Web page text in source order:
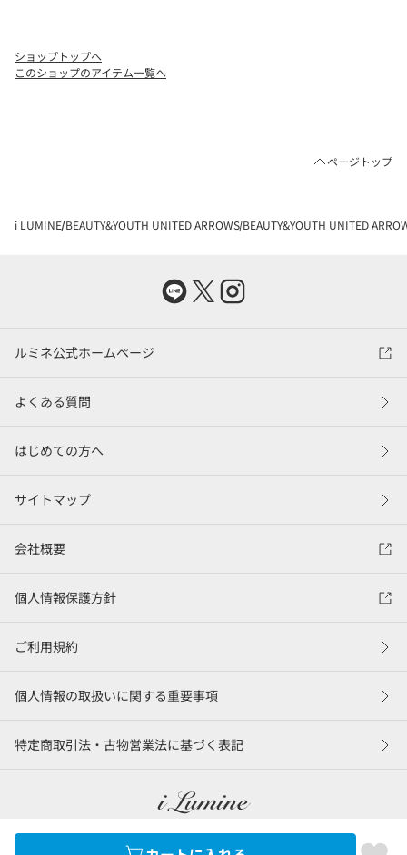
ショップトップへ
このショップのアイテム一覧へ
ページトップ
i LUMINE BEAUTY&YOUTH UNITED ARROWS BEAUTY&YOUTH UNITED
ルミネ公式ホームページ
よくある質問
はじめての方へ
サイトマップ
会社概要
個人情報保護方針
ご利用規約
個人情報の取扱いに関する重要事項
特定商取引法・古物営業法に基づく表記